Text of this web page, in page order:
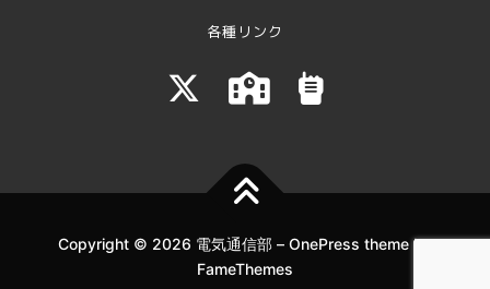
各種リンク
Copyright © 2026 電気通信部 – OnePress theme by
FameThemes